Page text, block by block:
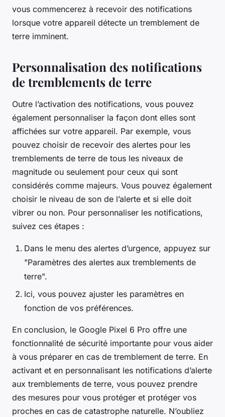
vous commencerez à recevoir des notifications
lorsque votre appareil détecte un tremblement de
terre imminent.
Personnalisation des notifications
de tremblements de terre
Outre l’activation des notifications, vous pouvez
également personnaliser la façon dont elles sont
affichées sur votre appareil. Par exemple, vous
pouvez choisir de recevoir des alertes pour les
tremblements de terre de tous les niveaux de
magnitude ou seulement pour ceux qui sont
considérés comme majeurs. Vous pouvez également
choisir le niveau de son de l’alerte et si elle doit
vibrer ou non. Pour personnaliser les notifications,
suivez ces étapes :
Dans le menu des alertes d’urgence, appuyez sur
"Paramètres des alertes aux tremblements de
terre".
Ici, vous pouvez ajuster les paramètres en
fonction de vos préférences.
En conclusion, le Google Pixel 6 Pro offre une
fonctionnalité de sécurité importante pour vous aider
à vous préparer en cas de tremblement de terre. En
activant et en personnalisant les notifications d’alerte
aux tremblements de terre, vous pouvez prendre
des mesures pour vous protéger et protéger vos
proches en cas de catastrophe naturelle. N’oubliez